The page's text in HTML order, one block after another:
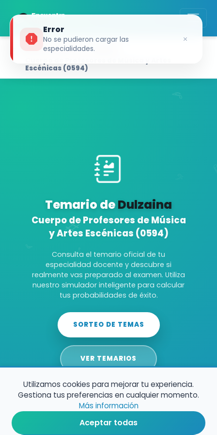
Error
No se pudieron cargar las
especialidades.
SIMULADOR DE TEMAS
Escénicas (0594)
Temario deDulzaina
Cuerpo de Profesores de Música
y Artes Escénicas (0594)
Consulta el temario oficial de tu
especialidad docente y descubre si
realmente vas preparado al examen. Utiliza
nuestro simulador inteligente para calcular
tus probabilidades de éxito.
SORTEO DE TEMAS
VER TEMARIOS
Utilizamos cookies para mejorar tu experiencia.
Gestiona tus preferencias en cualquier momento.
Más información
Aceptar todas